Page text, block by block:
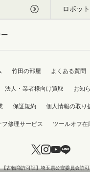
ロボッ
竹田の部屋 よくある質問
法人・業者様向け買取 お知
保証規約 個人情報の取り
フ修理サービス ツールオフ在
【古物商許可証】埼玉県公安委員会許